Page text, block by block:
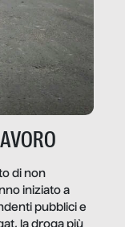
di non
iniziato a
pubblici e
la droga più